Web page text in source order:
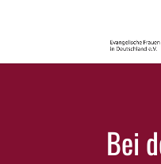
Bei